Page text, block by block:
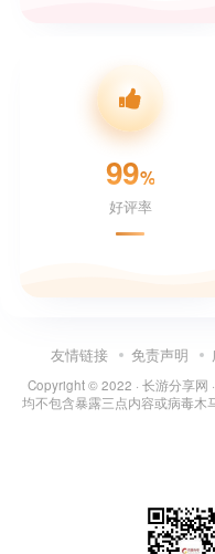
99%
好评率
友情链接 免责声明
Copyright © 2022 · 长游分享网
均不包含暴露三点内容或病毒木